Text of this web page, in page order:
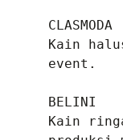
CLASMODA
Kain
event.
BELINI
Kain